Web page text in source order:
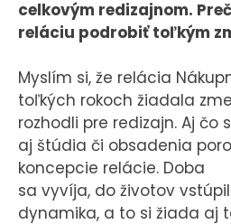
celkovým redizajnom.
reláciu podrobiť toľkým
Myslím si, že relácia
toľkých rokoch žiadala
rozhodli pre redizajn. Aj čo
aj štúdia či obsadenia
koncepcie relácie. Doba
sa vyvíja, do životov
dynamika, a to si žiada aj